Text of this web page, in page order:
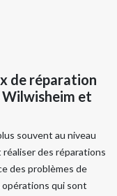
de réparation
Wilwisheim et
souvent au niveau
des réparations
des problèmes de
qui sont